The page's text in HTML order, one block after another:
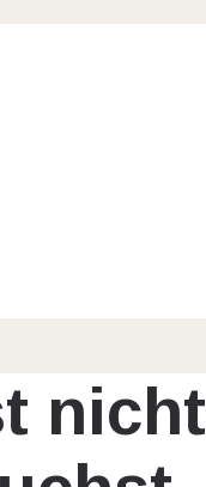
nicht